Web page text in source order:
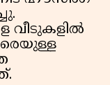
വീടുകളിൽ